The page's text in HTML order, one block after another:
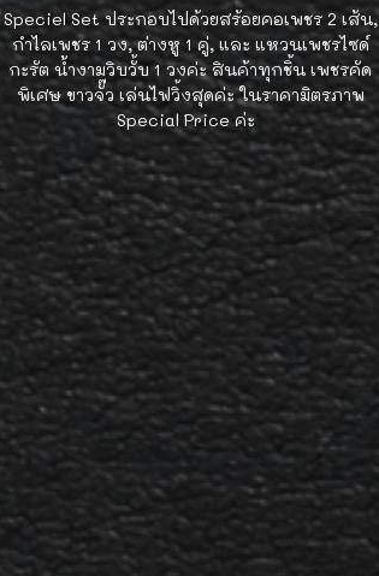
Speciel Set ประกอบไปด้วยสร้อยคอเพชร 2 เส้น,
กำไลเพชร 1 วง, ต่างหู 1 คู่, และ แหวนเพชรไซด์
กะรัต น้ำงามวิบวั้บ 1 วงค่ะ สินค้าทุกชิ้น เพชรคัด
พิเศษ ขาวจั๊ว เล่นไฟวิ้งสุดค่ะ ในราคามิตรภาพ
Special Price ค่ะ